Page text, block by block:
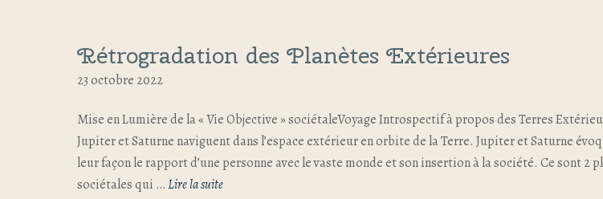
Rétrogradation des Planètes Extérieures
23 octobre 2022
Mise en Lumière de la « Vie Objective » sociétaleVoyage Introspectif à propos des Terres
Jupiter et Saturne naviguent dans l’espace extérieur en orbite de la Terre. Jupiter et Saturne
leur façon le rapport d’une personne avec le vaste monde et son insertion à la société. Ce sont 2
sociétales qui …Lire la suite